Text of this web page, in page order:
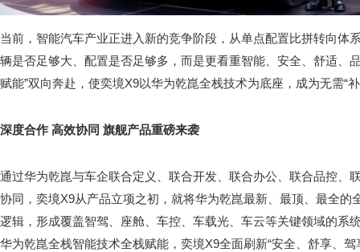
当前，智能汽车产业正进入新的竞争阶段，从单点配置比拼转向体
辆是否足够大、配置是否足够多，而是更看重智能、安全、舒适、
赋能”双向奔赴，使奕境X9以华为乾崑全栈技术为底座，成为无需“
深度合作 高效协同 旗舰产品重磅来袭
通过华为乾崑与车企联合定义、联合开发、联合办公、联合品控、
协同，奕境X9从产品立项之初，就将华为乾崑最新、最顶、最全的
逻辑，形成覆盖智驾、座舱、车控、车载光、车云等关键领域的系
华为乾崑全栈智能技术全栈赋能，奕境X9全面刷新“安全、舒享、驾